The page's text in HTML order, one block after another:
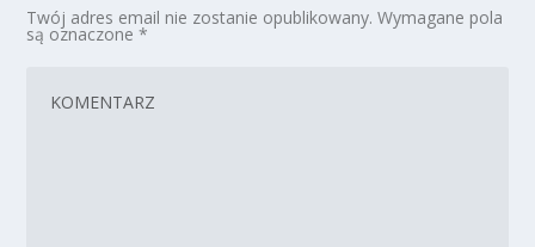
Twój adres email nie zostanie opublikowany. Wymagane pola
są oznaczone*